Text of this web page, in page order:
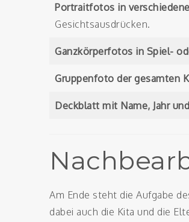
Portraitfotos in
Gesichtsausdrücken.
Ganzkörperfotos in Spiel-
Gruppenfoto der gesamten
Deckblatt mit Name, Jahr
Am Ende steht die Aufgabe
dabei auch die Kita und die